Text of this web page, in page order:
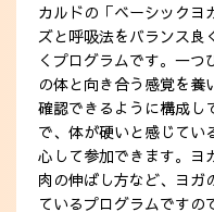
カルドの「ベーシックヨ
ズと呼吸法をバランス良
くプログラムです。一
の体と向き合う感覚を養
確認できるように構成し
で、体が硬いと感じてい
心して参加できます。ヨ
肉の伸ばし方など、ヨガ
ているプログラムですの